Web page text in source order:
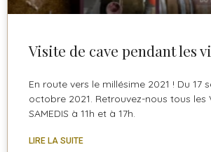
Visite de cave pendant les
En route vers le millésime 2021 ! Du 17
octobre 2021. Retrouvez-nous tous les
SAMEDIS à 11h et à 17h.
LIRE LA SUITE